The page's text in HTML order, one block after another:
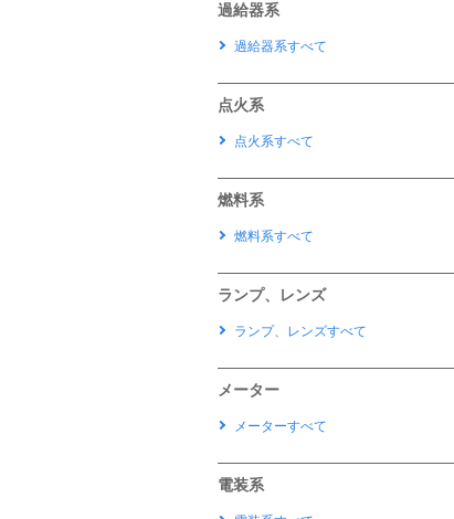
過給器系
過給器系すべて
点火系
点火系すべて
燃料系
燃料系すべて
ランプ、レンズ
ランプ、レンズすべて
メーター
メーターすべて
電装系